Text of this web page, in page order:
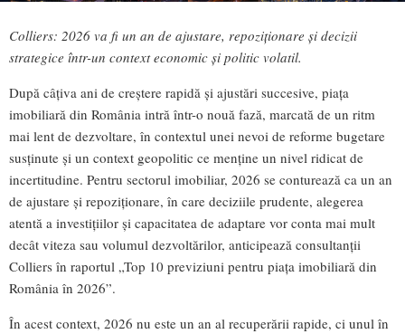
Colliers: 2026 va fi un an de ajustare, repoziționare și decizii
strategice într-un context economic și politic volatil.
După câțiva ani de creștere rapidă și ajustări succesive, piața
imobiliară din România intră într-o nouă fază, marcată de un ritm
mai lent de dezvoltare, în contextul unei nevoi de reforme bugetare
susținute și un context geopolitic ce menține un nivel ridicat de
incertitudine. Pentru sectorul imobiliar, 2026 se conturează ca un an
de ajustare și repoziționare, în care deciziile prudente, alegerea
atentă a investițiilor și capacitatea de adaptare vor conta mai mult
decât viteza sau volumul dezvoltărilor, anticipează consultanții
Colliers în raportul „Top 10 previziuni pentru piața imobiliară din
România în 2026”.
În acest context, 2026 nu este un an al recuperării rapide, ci unul în